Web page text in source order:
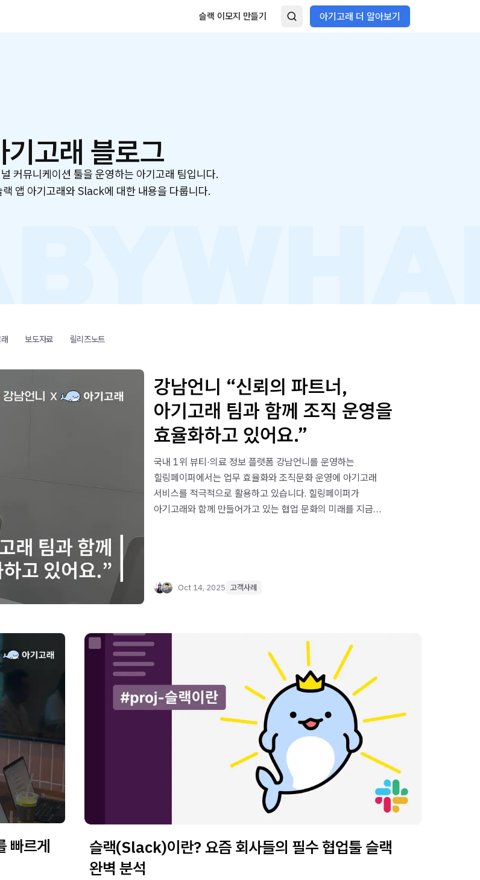
슬랙 이모지 만들기 아기고래 더 알아보기
기고래 블로그
커뮤니케이션 툴을 운영하는 아기고래 팀입니다.
앱 아기고래와 Slack에 대한 내용을 다룹니다.
보도자료 릴리즈노트
강남언니 “신뢰의 파트너,
아기고래 팀과 함께 조직 운영을
효율화하고 있어요.”
국내 1위 뷰티·의료 정보 플랫폼 강남언니를 운영하는
힐링페이퍼에서는 업무 효율화와 조직문화 운영에 아기고래
서비스를 적극적으로 활용하고 있습니다. 힐링페이퍼가
아기고래와 함께 만들어가고 있는 협업 문화의 미래를 지금
Oct 14, 2025 고객사례
빠르게
슬랙(Slack)이란? 요즘 회사들의 필수 협업툴 슬랙
완벽 분석